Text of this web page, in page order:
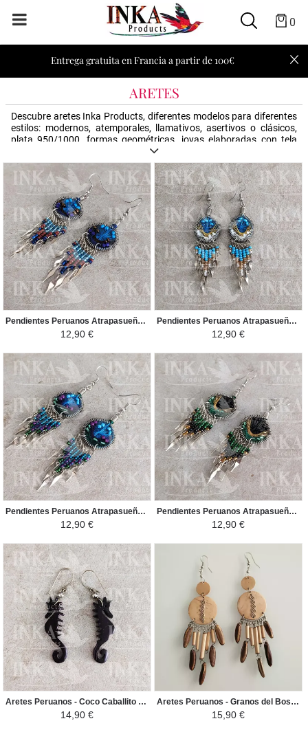
0
Entrega gratuita en Francia a partir de 100€
ARETES
Descubre aretes Inka Products, diferentes modelos para diferentes
estilos: modernos, atemporales, llamativos, asertivos o clásicos,
plata 950/1000, formas geométricas, joyas elaboradas con tela
tradicional peruana, joyas de cerámica con diseños hechos a mano,
aretes atrapasueños, en forma de una gota, en hilos. También
joyas étnicas económicas para presupuestos reducidos. Hoy es
una gran ocasión para hacer un bonito regalo de Inka Products.
Pendientes Peruanos Atrapasueños - Celeste, Marron y Violeta
12,90 €
Pendientes Peruanos Atrapasueños - Celeste, Amarillo y Blanco
12,90 €
Pendientes Peruanos Atrapasueños - Celeste, violeta y verde
12,90 €
Pendientes Peruanos Atrapasueños - Negro, Amarillo y Verde
12,90 €
Aretes Peruanos - Coco Caballito de Mar - Marron Oscuro
14,90 €
Aretes Peruanos - Granos del Bosque y Coco - Amarillo Naural
15,90 €